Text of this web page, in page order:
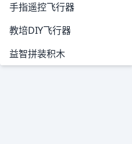
手指遥控飞行器
教培DIY飞行器
益智拼装积木